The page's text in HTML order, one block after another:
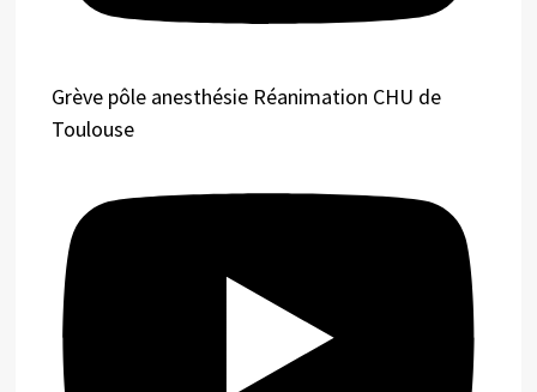
Grève pôle anesthésie Réanimation CHU de
Toulouse